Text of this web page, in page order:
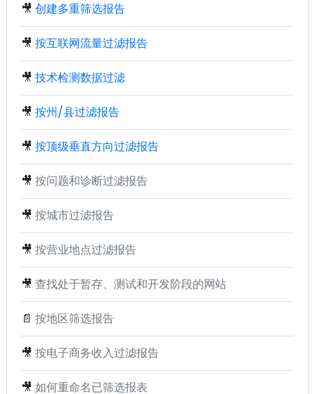
🎥 创建多重筛选报告
🎥 按互联网流量过滤报告
🎥 技术检测数据过滤
🎥 按州/县过滤报告
🎥 按顶级垂直方向过滤报告
🎥 按问题和诊断过滤报告
🎥 按城市过滤报告
🎥 按营业地点过滤报告
🎥 查找处于暂存、测试和开发阶段的网站
📄 按地区筛选报告
🎥 按电子商务收入过滤报告
🎥 如何重命名已筛选报表